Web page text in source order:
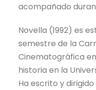
acompañado
Novella (1992) es
semestre de la
Cinematográfica
historia en la
Ha escrito y